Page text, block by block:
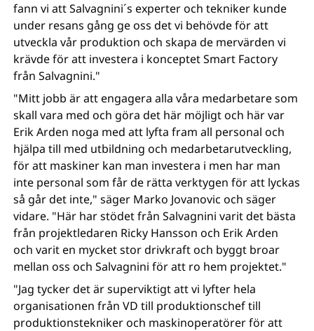
fann vi att Salvagnini´s experter och tekniker kunde
under resans gång ge oss det vi behövde för att
utveckla vår produktion och skapa de mervärden vi
krävde för att investera i konceptet Smart Factory
från Salvagnini."
"Mitt jobb är att engagera alla våra medarbetare som
skall vara med och göra det här möjligt och här var
Erik Arden noga med att lyfta fram all personal och
hjälpa till med utbildning och medarbetarutveckling,
för att maskiner kan man investera i men har man
inte personal som får de rätta verktygen för att lyckas
så går det inte," säger Marko Jovanovic och säger
vidare. "Här har stödet från Salvagnini varit det bästa
från projektledaren Ricky Hansson och Erik Arden
och varit en mycket stor drivkraft och byggt broar
mellan oss och Salvagnini för att ro hem projektet."
"Jag tycker det är superviktigt att vi lyfter hela
organisationen från VD till produktionschef till
produktionstekniker och maskinoperatörer för att